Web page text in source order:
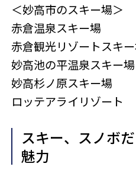
＜妙高市のスキー場＞
赤倉温泉スキー場
赤倉観光リゾートスキ
妙高池の平温泉スキー場
妙高杉ノ原スキー場
ロッテアライリゾート
スキー、スノボ
魅力